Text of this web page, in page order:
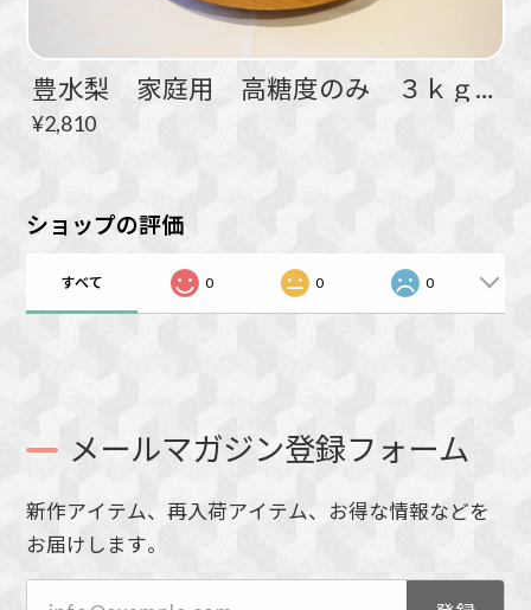
豊水梨 家庭用 高糖度のみ ３ｋｇ ５～８玉
¥2,810
ショップの評価
すべて 0 0 0
メールマガジン登録フォーム
新作アイテム、再入荷アイテム、お得な情報などを
お届けします。